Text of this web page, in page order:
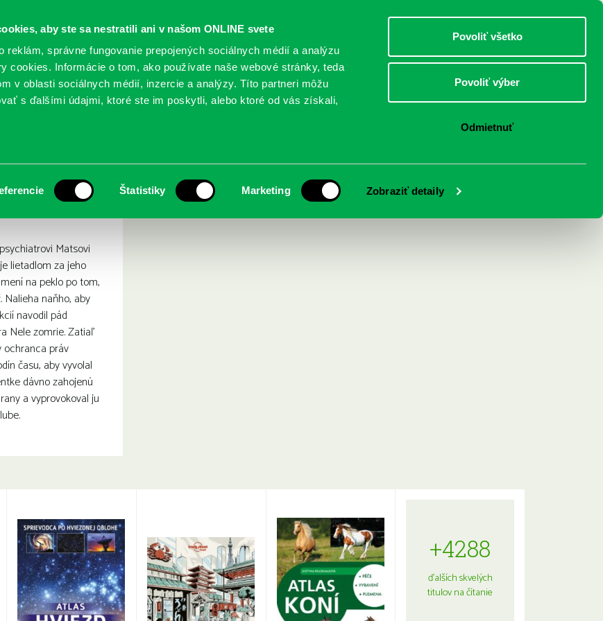
aby ste sa nestratili ani v našom ONLINE svete
reklám, správne fungovanie prepojených sociálnych médií a analýzu
cookies. Informácie o tom, ako používate naše webové stránky, teda
v oblasti sociálnych médií, inzercie a analýzy. Títo partneri môžu
s ďalšími údajmi, ktoré ste im poskytli, alebo ktoré od vás získali,
Štatistiky Marketing Zobraziť detaily
Povoliť všetko
Povoliť výber
Odmietnuť
DOSPELÍ
SLUŽBY PODUJATIA POBOČKY O KNIŽNICI
z lietania 7A
Matsovi
lietadlom za jeho
na peklo po tom,
Nalieha naňho, aby
navodil pád
Nele zomrie. Zatiaľ
ochranca práv
času, aby vyvolal
dávno zahojenú
a vyprovokoval ju
+4288
ďalších skvelých
titulov na čítanie